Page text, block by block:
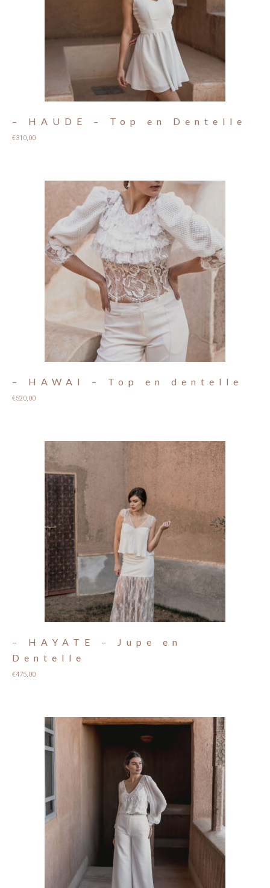
– HAUDE – Top en Dentelle
€310,00
– HAWAI – Top en dentelle
€520,00
– HAYATE – Jupe en
Dentelle
€475,00